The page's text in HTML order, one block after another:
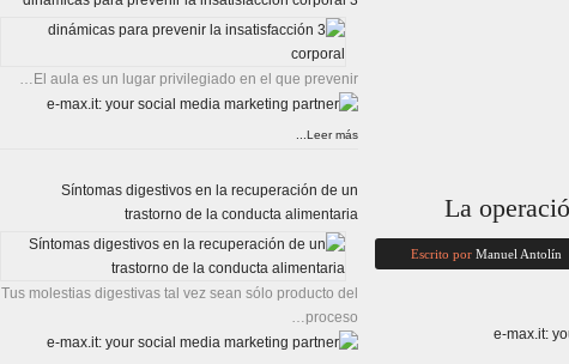
La
Escrito por Manuel Antolín
El aula es un lugar privilegiado en el que prevenir…
Leer más...
Síntomas digestivos en la recuperación de un
trastorno de la conducta alimentaria
Tus molestias digestivas tal vez sean sólo producto del
proceso…